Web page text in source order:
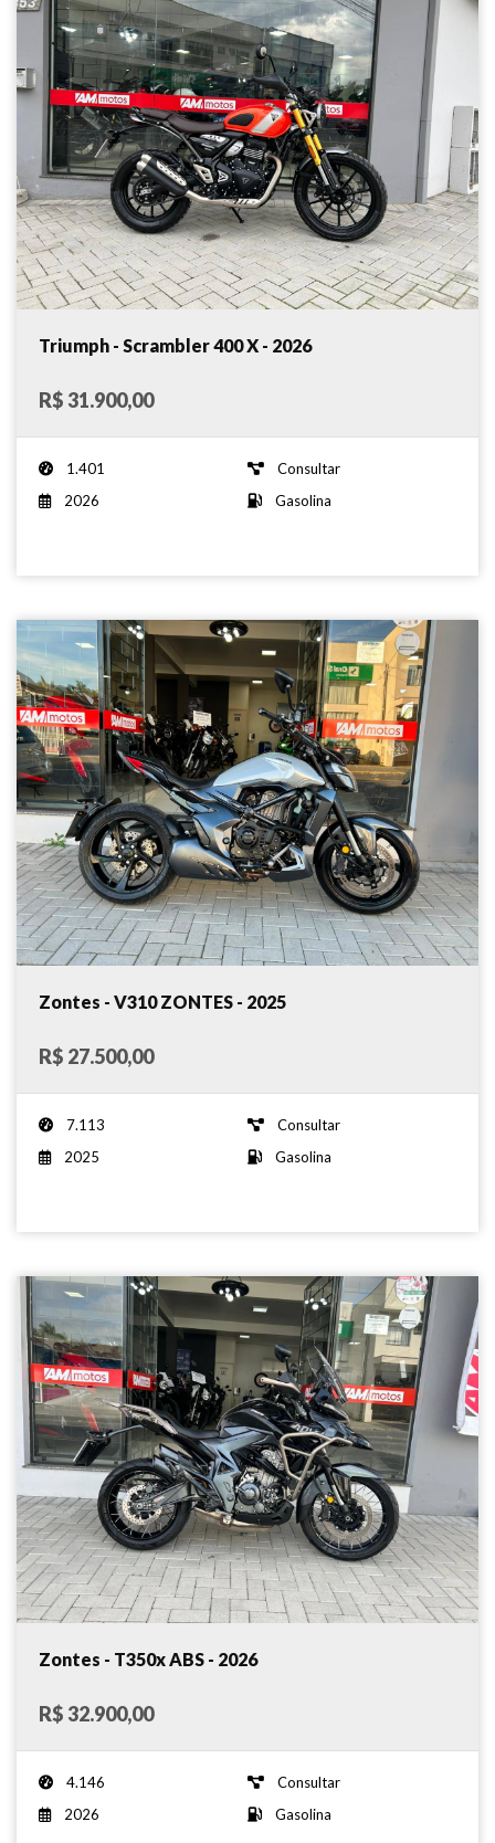
Triumph - Scrambler 400 X - 2026
R$ 31.900,00
1.401
Consultar
2026
Gasolina
Zontes - V310 ZONTES - 2025
R$ 27.500,00
7.113
Consultar
2025
Gasolina
Zontes - T350x ABS - 2026
R$ 32.900,00
4.146
Consultar
2026
Gasolina